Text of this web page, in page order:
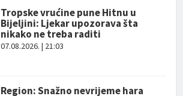
Tropske vrućine pune Hitnu u
Bijeljini: Ljekar upozorava šta
nikako ne treba raditi
07.08.2026. | 21:03
Region: Snažno nevrijeme hara